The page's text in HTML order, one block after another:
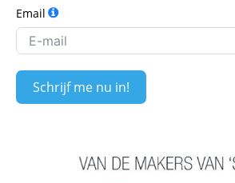
Email
Schrijf me nu in!